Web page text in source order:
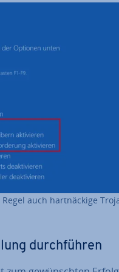
auch hart­nä­cki­ge
durch­füh­ren